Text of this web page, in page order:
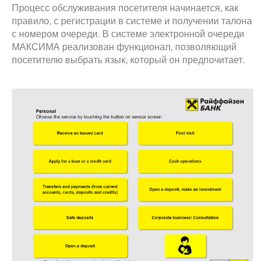
Процесс обслуживания посетителя начинается, как
правило, с регистрации в системе и получении талона
с номером очереди. В системе электронной очереди
МАКСИМА реализован функционал, позволяющий
посетителю выбрать язык, который он предпочитает.